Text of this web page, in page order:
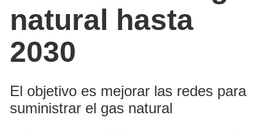
natural hasta
2030
El objetivo es mejorar las redes para
suministrar el gas natural